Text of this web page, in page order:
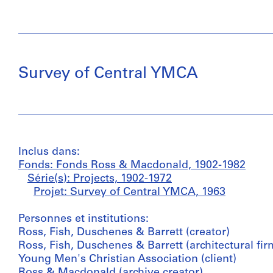
Survey of Central YMCA
Inclus dans:
Fonds: Fonds Ross & Macdonald, 1902-1982
Série(s): Projects, 1902-1972
Projet: Survey of Central YMCA, 1963
Personnes et institutions:
Ross, Fish, Duschenes & Barrett (creator)
Ross, Fish, Duschenes & Barrett (architectural
Young Men's Christian Association (client)